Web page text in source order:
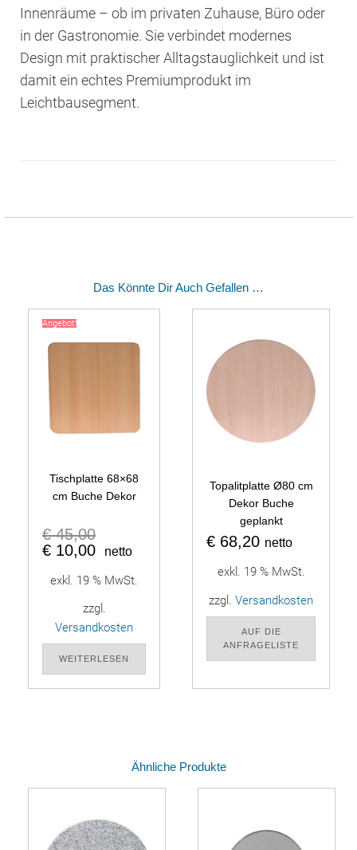
Innenräume – ob im privaten Zuhause, Büro oder
in der Gastronomie. Sie verbindet modernes
Design mit praktischer Alltagstauglichkeit und ist
damit ein echtes Premiumprodukt im
Leichtbausegment.
Das Könnte Dir Auch Gefallen …
Angebot!
Tischplatte 68×68
cm Buche Dekor
€45,00
€ 10,00 netto
exkl. 19 % MwSt.
zzgl.
Versandkosten
WEITERLESEN
Topalitplatte Ø80 cm
Dekor Buche
geplankt
€ 68,20 netto
exkl. 19 % MwSt.
zzgl. Versandkosten
AUF DIE
ANFRAGELISTE
Ähnliche Produkte